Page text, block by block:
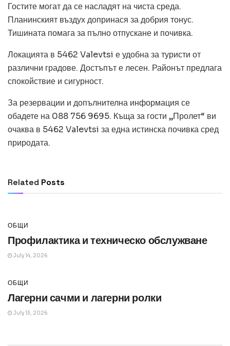
Гостите могат да се насладят на чиста среда.
Планинският въздух допринася за добрия тонус.
Тишината помага за пълно отпускане и почивка.
Локацията в 5462 Valevtsi е удобна за туристи от
различни градове. Достъпът е лесен. Районът предлага
спокойствие и сигурност.
За резервации и допълнителна информация се
обадете на 088 756 9695. Къща за гости „Пролет“ ви
очаква в 5462 Valevtsi за една истинска почивка сред
природата.
Related Posts
ОБЩИ
ОБЩИ
Профилактика и техническо обслужване
July 14, 2026
ОБЩИ
Лагерни сачми и лагерни ролки
July 13, 2026